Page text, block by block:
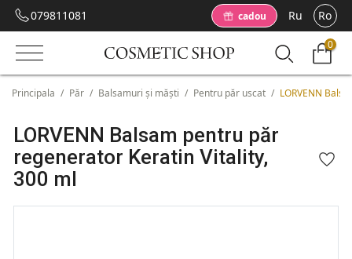
079811081 cadou Ru Ro
0
Principala / Păr / Balsamuri și măști / Pentru păr uscat / LORVENN
LORVENN Balsam pentru păr
regenerator Keratin Vitality,
300 ml